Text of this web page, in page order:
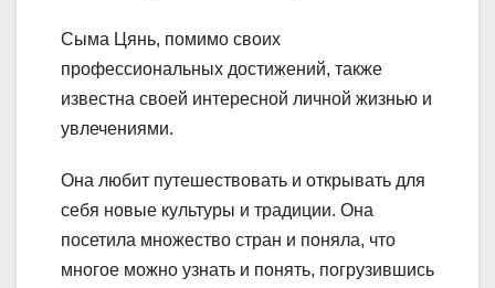
Сыма Цянь, помимо своих
профессиональных достижений, также
известна своей интересной личной жизнью и
увлечениями.
Она любит путешествовать и открывать для
себя новые культуры и традиции. Она
посетила множество стран и поняла, что
многое можно узнать и понять, погрузившись